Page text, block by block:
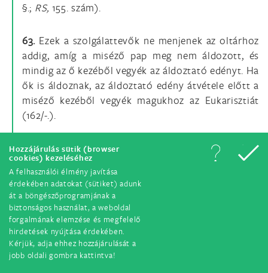
Hozzájárulás sütik (browser
cookies) kezeléséhez
A felhasználói élmény javítása
érdekében adatokat (sütiket) adunk
át a böngészőprogramjának a
biztonságos használat, a weboldal
forgalmának elemzése és megfelelő
hirdetések nyújtása érdekében.
Kérjük, adja ehhez hozzájárulását a
jobb oldali gombra kattintva!
§.; RS, 155. szám).
63. Ezek a szolgálattevők ne menjenek az oltárhoz
addig, amíg a miséző pap meg nem áldozott, és
mindig az ő kezéből vegyék az áldoztató edényt. Ha
ők is áldoznak, az áldoztató edény átvétele előtt a
miséző kezéből vegyék magukhoz az Eukarisztiát
(162/-.).
64.A híveknek joguk van megválasztani áldozásuk
módját. A hívő fogadhatja a Szentostyát állva vagy
térdelve, kézbe vagy nyelvre (161/118).
65.Állva áldozás előtt az áldozás előtti térdhajtás
sok esetben nem kivitelezhető. Ezért fokozottabb
összeszedettséggel mutassuk ki az Eukarisztia
iránti tiszteletünket (160/117.;